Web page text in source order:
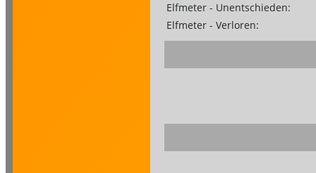
Elfmeter - Unentschieden:
Elfmeter - Verloren: